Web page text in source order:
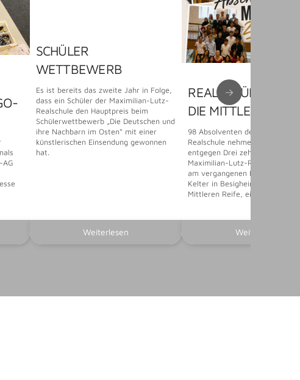
AG
SCHÜLER
WETTBEWERB
Es ist bereits das zweite Jahr in Folge,
dass ein Schüler der Maximilian-Lutz-
Realschule den Hauptpreis beim
Schülerwettbewerb „Die Deutschen und
ihre Nachbarn im Osten“ mit einer
künstlerischen Einsendung gewonnen
hat.
Weiterlesen
REALSCHÜLER
DIE MITTLERE
98 Absolventen der
Realschule nehmen ihre
entgegen Drei zehnte Klassen
Maximilian-Lutz-Realschule
am vergangenen Freitag in der
Kelter in Besigheim das
Mittleren Reife, eine neunte
Weiterlesen